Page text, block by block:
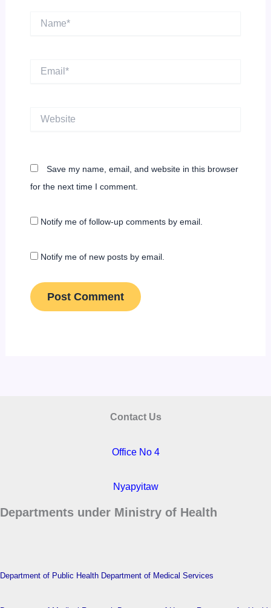
Save my name, email, and website in this browser
for the next time I comment.
Notify me of follow-up comments by email.
Notify me of new posts by email.
Contact Us
Office No 4
Nyapyitaw
Departments under Ministry of Health
Department of Public Health Department of Medical Services